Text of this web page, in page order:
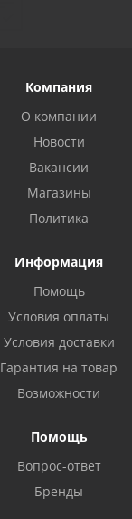
Компания
О компании
Новости
Вакансии
Магазины
Политика
Информация
Помощь
Условия оплаты
Условия доставки
Гарантия на товар
Возможности
Помощь
Вопрос-ответ
Бренды